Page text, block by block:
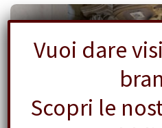
Vuoi dare
Scopri le